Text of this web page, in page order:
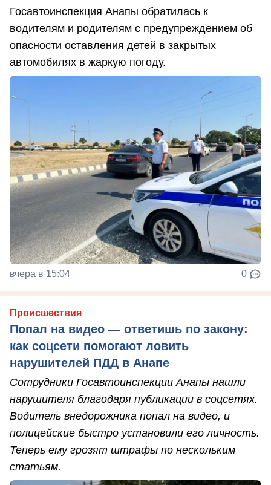
Госавтоинспекция Анапы обратилась к
водителям и родителям с предупреждением об
опасности оставления детей в закрытых
автомобилях в жаркую погоду.
вчера в 15:04 0
Происшествия
Попал на видео — ответишь по закону:
как соцсети помогают ловить
нарушителей ПДД в Анапе
Сотрудники Госавтоинспекции Анапы нашли
нарушителя благодаря публикации в соцсетях.
Водитель внедорожника попал на видео, и
полицейские быстро установили его личность.
Теперь ему грозят штрафы по нескольким
статьям.